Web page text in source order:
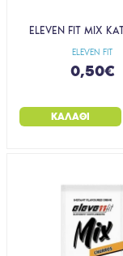
ELEVEN FIT
ELEVEN FIT MIX
0,50€
ΚΑΛΆΘΙ